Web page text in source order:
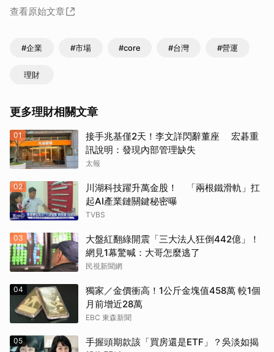
查看原始文章
#企業 #市場 #core #台灣 #營運
理財
更多理財相關文章
01
接手兆基僅2天！李文詳閃辭董座 宏碁重
訊說明：發現內部管理缺失
太報
02
川湖科技躍升萬金股！ 「兩根鐵滑軌」扛
起AI產業鏈關鍵秘密曝
TVBS
03
大盤紅翻綠開震「三大法人狂倒442億」！
網見1幕驚喊：大哥怎麼逃了
民視新聞網
04
獨家／金價衝高！1公斤金塊值458萬 較1個
月前增近28萬
EBC 東森新聞
05
手握頭期款該「買房還是ETF」？吳淡如揭